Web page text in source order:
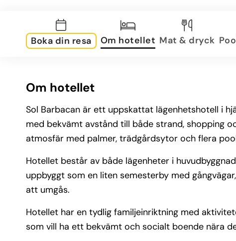
Boka din resa Om hotellet Mat & dryck
Om hotellet
Sol Barbacan är ett uppskattat lägenhetshotell i
med bekvämt avstånd till både strand, shopping
atmosfär med palmer, trädgårdsytor och flera
Hotellet består av både lägenheter i
uppbyggt som en liten semesterby med
att umgås.
Hotellet har en tydlig familjeinriktning med
som vill ha ett bekvämt och socialt boende nära